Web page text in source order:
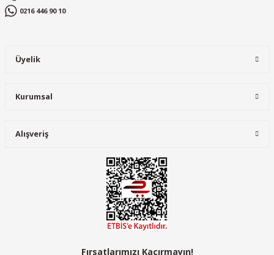
0216 446 90 10
Üyelik
Kurumsal
Alışveriş
Fırsatlarımızı Kaçırmayın!